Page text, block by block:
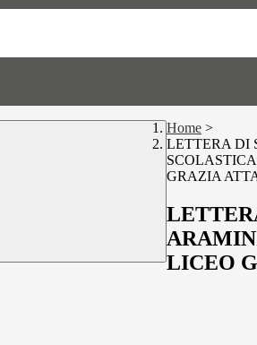
Home >
LETTERA DI
GRAZIA
LICEO